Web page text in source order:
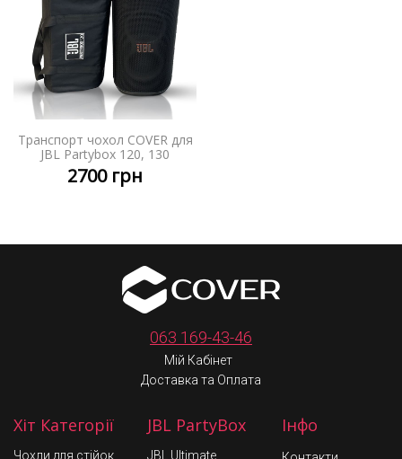
Транспорт чохол COVER для
JBL Partybox 120, 130
2700грн
063 169-43-46
Мій Кабінет
Доставка та Оплата
Хіт Категорії
Чохли для стійок
JBL PartyBox
JBL Ultimate
Інфо